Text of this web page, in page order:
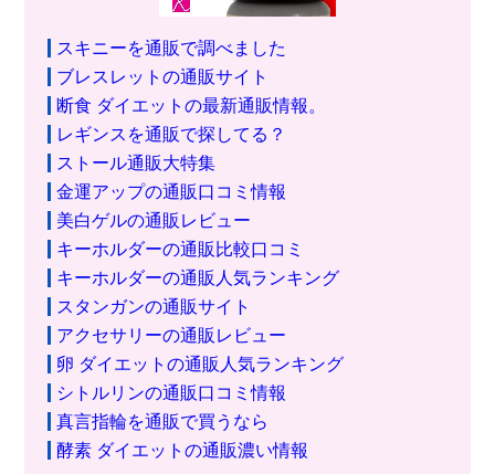
スキニーを通販で調べました
ブレスレットの通販サイト
断食 ダイエットの最新通販情報。
レギンスを通販で探してる？
ストール通販大特集
金運アップの通販口コミ情報
美白ゲルの通販レビュー
キーホルダーの通販比較口コミ
キーホルダーの通販人気ランキング
スタンガンの通販サイト
アクセサリーの通販レビュー
卵 ダイエットの通販人気ランキング
シトルリンの通販口コミ情報
真言指輪を通販で買うなら
酵素 ダイエットの通販濃い情報